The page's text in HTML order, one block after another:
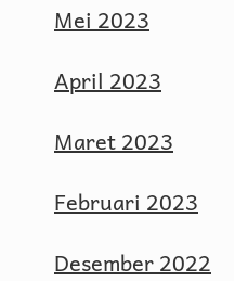
Mei 2023
April 2023
Maret 2023
Februari 2023
Desember 2022